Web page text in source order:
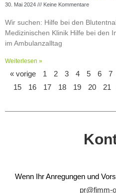
30. Mai 2024 Keine Kommentare
Wir suchen: Hilfe bei den
Medizinischen Klinik Hilfe bei den
im Ambulanzalltag
Weiterlesen »
« vorige 1 2 3 4 5 6 7
15
16 17 18 19 20 21
Wenn Ihr Anregungen und
pr@fimm-